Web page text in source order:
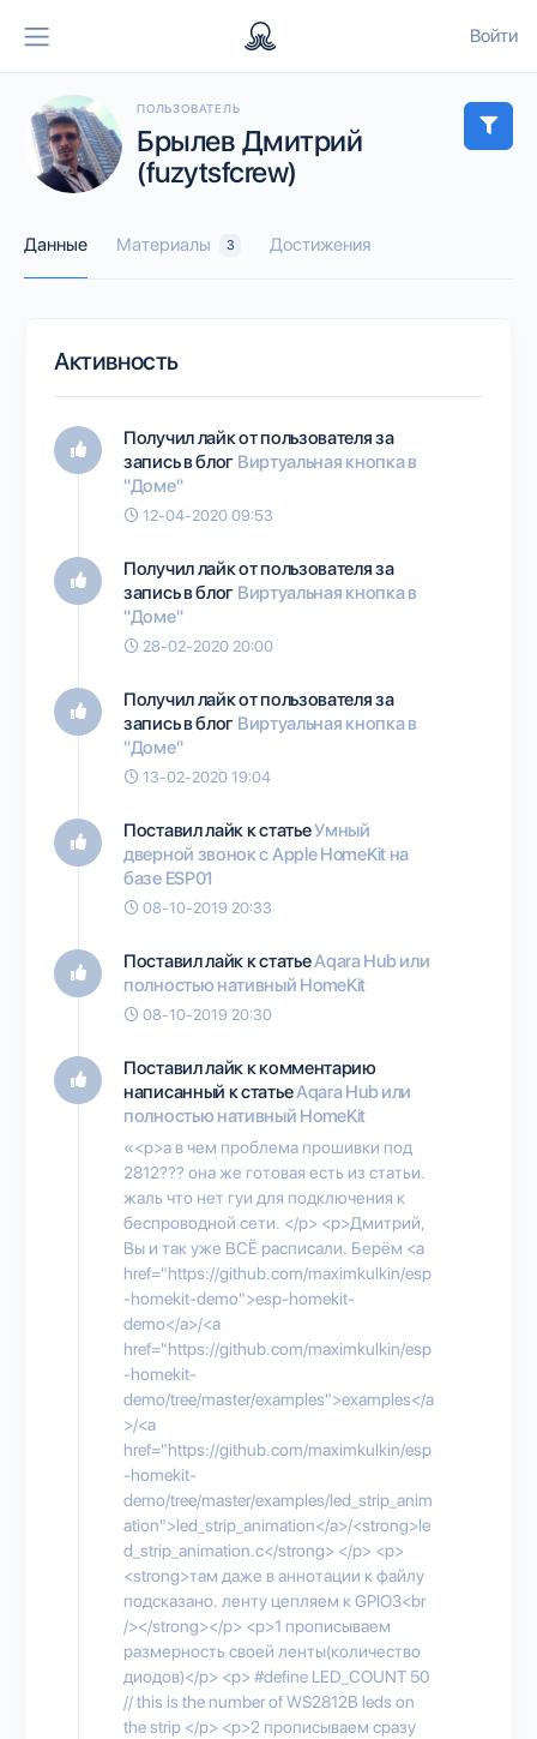
Войти
ПОЛЬЗОВАТЕЛЬ
Брылев Дмитрий
(fuzytsfcrew)
Данные Материалы 3 Достижения
Активность
Получил лайк от пользователяза
запись в блог Виртуальная кнопка в
"Доме"
12-04-2020 09:53
Получил лайк от пользователяза
запись в блог Виртуальная кнопка в
"Доме"
28-02-2020 20:00
Получил лайк от пользователяза
запись в блог Виртуальная кнопка в
"Доме"
13-02-2020 19:04
Поставил лайк к статьеУмный
дверной звонок с Apple HomeKit на
базе ESP01
08-10-2019 20:33
Поставил лайк к статьеAqara Hub или
полностью нативный HomeKit
08-10-2019 20:30
Поставил лайк к комментарию
написанный к статьеAqara Hub или
полностью нативный HomeKit
«<p>а в чем проблема прошивки под
2812??? она же готовая есть из статьи.
жаль что нет гуи для подключения к
беспроводной сети. </p> <p>Дмитрий,
Вы и так уже ВСЁ расписали. Берём <a
href="https://github.com/maximkulkin/esp
-homekit-demo">esp-homekit-
demo</a>/<a
href="https://github.com/maximkulkin/esp
-homekit-
demo/tree/master/examples">examples</a
>/<a
href="https://github.com/maximkulkin/esp
-homekit-
demo/tree/master/examples/led_strip_anim
ation">led_strip_animation</a>/<strong>le
d_strip_animation.c</strong> </p> <p>
<strong>там даже в аннотации к файлу
подсказано. ленту цепляем к GPIO3<br
/></strong></p> <p>1 прописываем
размерность своей ленты(количество
диодов)</p> <p> #define LED_COUNT 50
// this is the number of WS2812B leds on
the strip </p> <p>2 прописываем сразу